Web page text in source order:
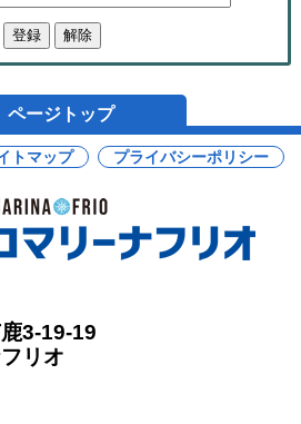
ページトップ
プライバシーポリシー
トマップ
3-19-19
リオ